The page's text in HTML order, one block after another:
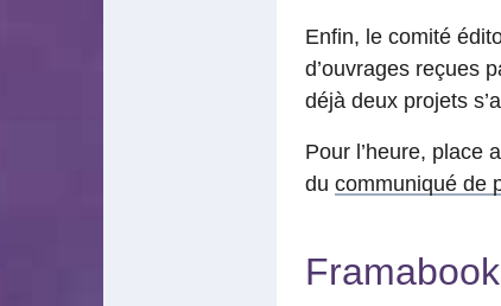
Enfin, le comité
d’ouvrages reçues
déjà deux projets
Pour l’heure, place
du communiqué de